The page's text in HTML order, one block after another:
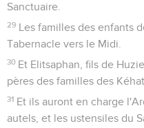
Sanctuaire.
29 Les familles des enfants
Tabernacle vers le Midi.
30 Et Elitsaphan, fils de
pères des familles des
31 Et ils auront en charge
autels, et les ustensiles du